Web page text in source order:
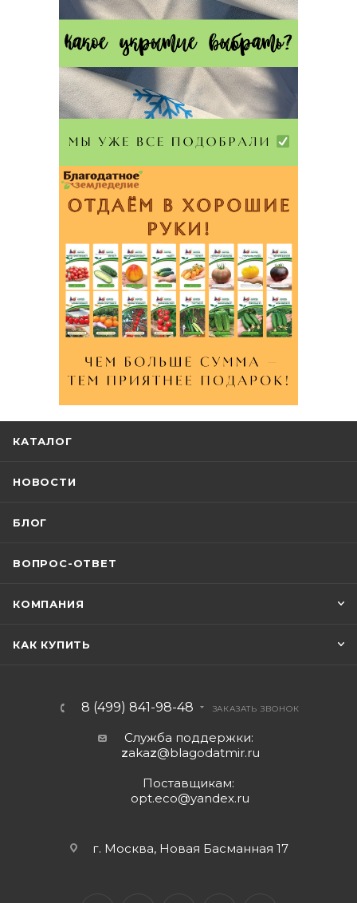
КАТАЛОГ
НОВОСТИ
БЛОГ
ВОПРОС-ОТВЕТ
КОМПАНИЯ
КАК КУПИТЬ
8 (499) 841-98-48 ЗАКАЗАТЬ ЗВОНОК
Служба поддержки:
zakaz@blagodatmir.ru
Поставщикам:
opt.eco@yandex.ru
г. Москва, Новая Басманная 17